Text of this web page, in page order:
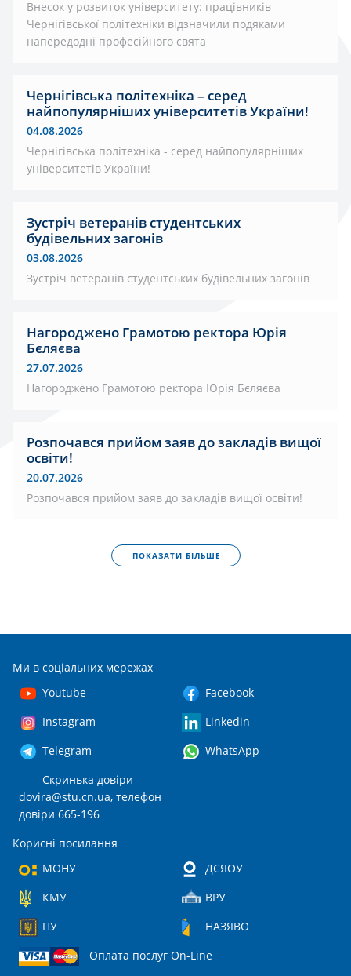
Внесок у розвиток університету: працівників
Чернігівської політехніки відзначили подяками
напередодні професійного свята
Чернігівська політехніка – серед
найпопулярніших університетів України!
04.08.2026
Чернігівська політехніка - серед найпопулярніших
університетів України!
Зустріч ветеранів студентських
будівельних загонів
03.08.2026
Зустріч ветеранів студентських будівельних загонів
Нагороджено Грамотою ректора Юрія
Бєляєва
27.07.2026
Нагороджено Грамотою ректора Юрія Бєляєва
Розпочався прийом заяв до закладів вищої
освіти!
20.07.2026
Розпочався прийом заяв до закладів вищої освіти!
ПОКАЗАТИ БІЛЬШЕ
Ми в соціальних мережах
Youtube
Facebook
Instagram
Linkedin
Telegram
WhatsApp
Скринька довіри
dovira@stu.cn.ua, телефон
довіри 665-196
Корисні посилання
МОНУ
ДСЯОУ
КМУ
ВРУ
ПУ
НАЗЯВО
Оплата послуг On-Line